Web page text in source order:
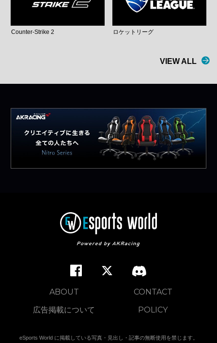
Counter-Strike 2 ロケットリーグ
VIEW ALL
ABOUT
CONTACT
広告掲載について
POLICY
eSports World に掲載している写真・見出し・記事の無断使用を禁じます。